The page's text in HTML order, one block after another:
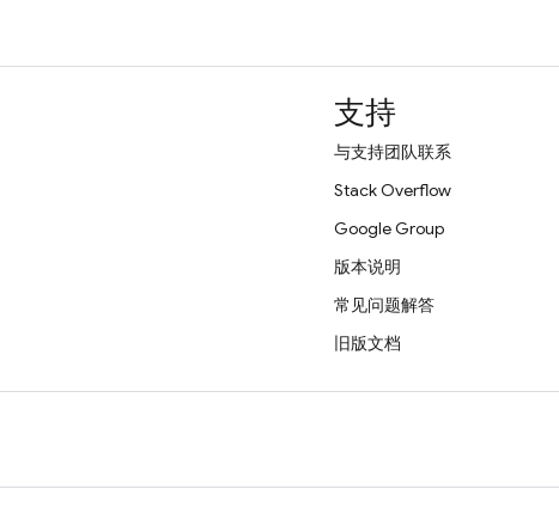
支持
与支持团队联系
Stack Overflow
Google Group
版本说明
常见问题解答
旧版文档